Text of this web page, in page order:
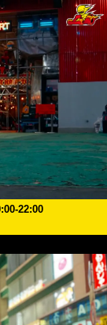
22:00
Harga